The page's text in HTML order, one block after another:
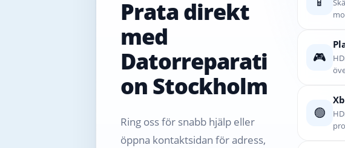
Prata direkt
med
Datorreparati
on Stockholm
Ring oss för snabb hjälp eller
öppna kontaktsidan för adress,
🎮
🟢